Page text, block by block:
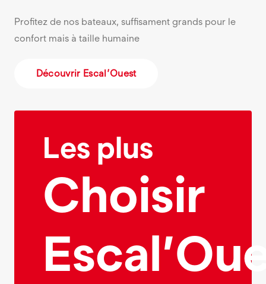
Profitez de nos bateaux, suffisament grands pour le
confort mais à taille humaine
Découvrir Escal’Ouest
Les plus
Choisir